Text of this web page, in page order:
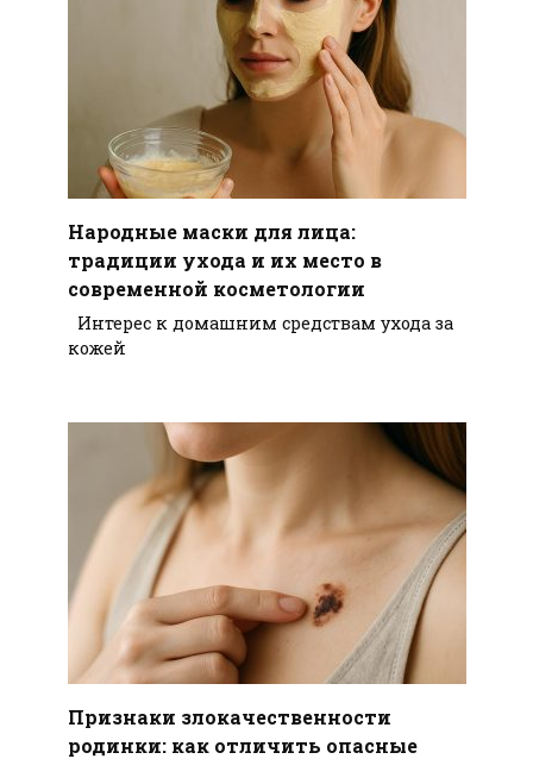
Народные маски для лица:
традиции ухода и их место в
современной косметологии
Интерес к домашним средствам ухода за
кожей
Признаки злокачественности
родинки: как отличить опасные